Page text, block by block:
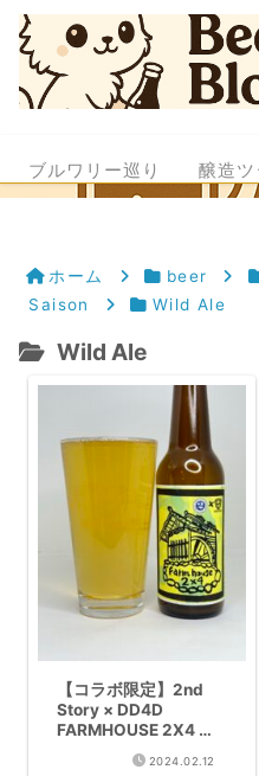
ブルワリー巡り 醸造
ホーム beer
Saison
Wild Ale
Wild Ale
【コラボ限定】2nd
Story × DD4D
FARMHOUSE 2X4 完
全レビュー – 愛媛産は
だか麦とブレット酵母
2024.02.12